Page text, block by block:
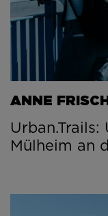
ANNE
Urban.Trails:
Mülheim an